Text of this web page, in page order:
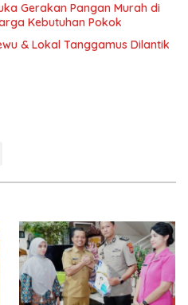
Gerakan Pangan Murah di
Kebutuhan Pokok
& Lokal Tanggamus Dilantik